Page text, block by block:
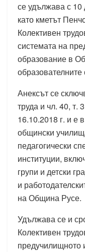
се удължава с
като кметът
Колективен
системата на
образование в
образователните
Анексът се
труда и чл. 40, т.
16.10.2018 г. и е
общински
педагогически
институции,
групи и детски
и
на Община Русе.
Удължава се и
Колективен
предучилищното